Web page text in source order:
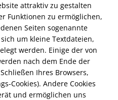
attraktiv zu gestalten
Funktionen zu ermöglichen,
Seiten sogenannte
um kleine Textdateien,
werden. Einige der von
nach dem Ende der
Ihres Browsers,
Cookies). Andere Cookies
und ermöglichen uns